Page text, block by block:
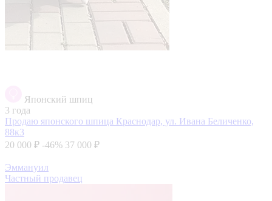
Японский шпиц
3 года
Продаю японского шпица Краснодар, ул. Ивана Беличенко,
88к3
20 000 ₽ -46% 37 000 ₽
Эммануил
Частный продавец